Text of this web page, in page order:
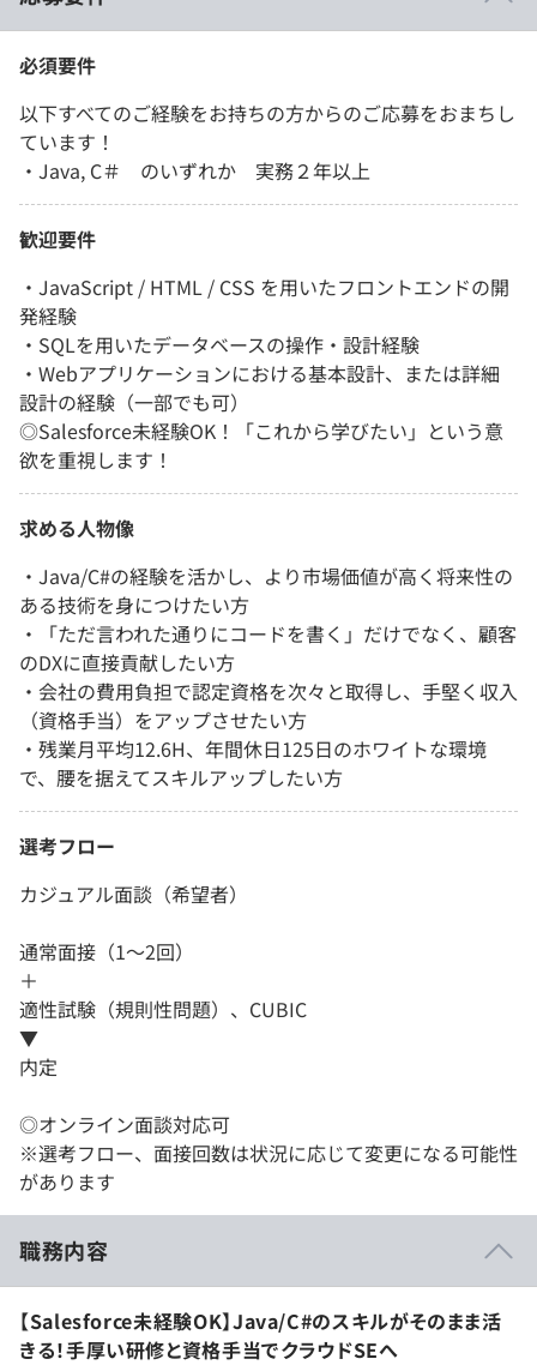
必須要件
以下すべてのご経験をお持ちの方からのご応募をおまちし
ています！
・Java, C＃ のいずれか 実務２年以上
歓迎要件
・JavaScript / HTML / CSS を用いたフロントエンドの開
発経験
・SQLを用いたデータベースの操作・設計経験
・Webアプリケーションにおける基本設計、または詳細
設計の経験（一部でも可）
◎Salesforce未経験OK！「これから学びたい」という意
欲を重視します！
求める人物像
・Java/C#の経験を活かし、より市場価値が高く将来性の
ある技術を身につけたい方
・「ただ言われた通りにコードを書く」だけでなく、顧客
のDXに直接貢献したい方
・会社の費用負担で認定資格を次々と取得し、手堅く収入
（資格手当）をアップさせたい方
・残業月平均12.6H、年間休日125日のホワイトな環境
で、腰を据えてスキルアップしたい方
選考フロー
カジュアル面談（希望者）
通常面接（1～2回）
＋
適性試験（規則性問題）、CUBIC
▼
内定
◎オンライン面談対応可
※選考フロー、面接回数は状況に応じて変更になる可能性
があります
職務内容
【Salesforce未経験OK】Java/C#のスキルがそのまま活
きる！手厚い研修と資格手当でクラウドSEへ